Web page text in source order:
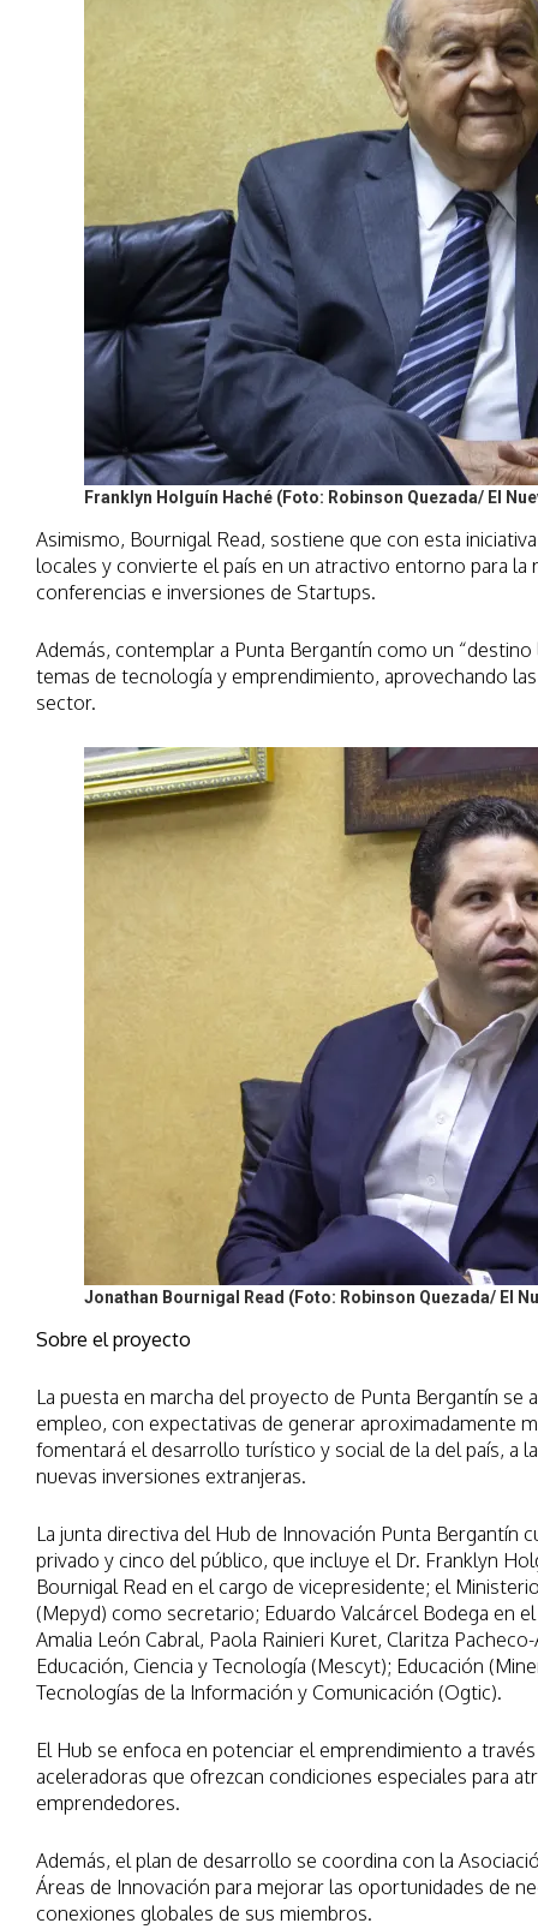
Franklyn Holguín Haché (Foto: Robinson Quezada/ El
Asimismo, Bournigal Read, sostiene que con esta
locales y convierte el país en un atractivo entorno para
conferencias e inversiones de Startups.
Además, contemplar a Punta Bergantín como un
temas de tecnología y emprendimiento, aprovechando
sector.
Jonathan Bournigal Read (Foto: Robinson Quezada/ El
Sobre el proyecto
La puesta en marcha del proyecto de Punta Bergantín
empleo, con expectativas de generar aproximadamente
fomentará el desarrollo turístico y social de la del país, a
nuevas inversiones extranjeras.
La junta directiva del Hub de Innovación Punta Bergantín
privado y cinco del público, que incluye el Dr. Franklyn
Bournigal Read en el cargo de vicepresidente; el
(Mepyd) como secretario; Eduardo Valcárcel Bodega en
Amalia León Cabral, Paola Rainieri Kuret, Claritza
Educación, Ciencia y Tecnología (Mescyt); Educación
Tecnologías de la Información y Comunicación (Ogtic).
El Hub se enfoca en potenciar el emprendimiento a
aceleradoras que ofrezcan condiciones especiales para
emprendedores.
Además, el plan de desarrollo se coordina con la
Áreas de Innovación para mejorar las oportunidades de
conexiones globales de sus miembros.